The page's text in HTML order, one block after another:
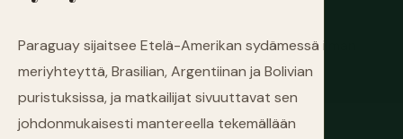
Paraguay sijaitsee Etelä-Amerikan sydämessä ilman
meriyhteyttä, Brasilian, Argentiinan ja Bolivian
puristuksissa, ja matkailijat sivuuttavat sen
johdonmukaisesti mantereella tekemällään